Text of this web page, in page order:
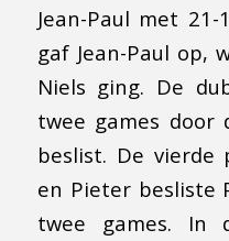
Jean-Paul met
gaf Jean-Paul op,
Niels ging. De
twee games door
beslist. De vierde
en Pieter besliste
twee games. In